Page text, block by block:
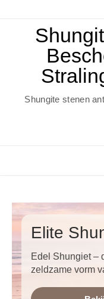
Shungite stenen
Elite
Edel Shungiet –
zeldzame vorm